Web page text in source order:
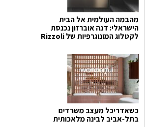
מהבמה העולמית אל הבית
הישראלי: דנה אוברזון נכנסת
לקטלוג המונוגרפיות של Rizzoli
כשאדריכל מעצב משרדים
בתל-אביב לבינה מלאכותית